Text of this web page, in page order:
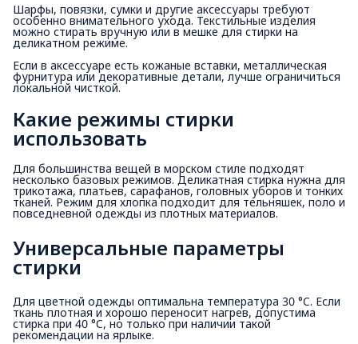
Шарфы, повязки, сумки и другие аксессуары требуют
особенно внимательного ухода. Текстильные изделия
можно стирать вручную или в мешке для стирки на
деликатном режиме.
Если в аксессуаре есть кожаные вставки, металлическая
фурнитура или декоративные детали, лучше ограничиться
локальной чисткой.
Какие режимы стирки
использовать
Для большинства вещей в морском стиле подходят
несколько базовых режимов. Деликатная стирка нужна для
трикотажа, платьев, сарафанов, головных уборов и тонких
тканей. Режим для хлопка подходит для тельняшек, поло и
повседневной одежды из плотных материалов.
Универсальные параметры
стирки
Для цветной одежды оптимальна температура 30 °C. Если
ткань плотная и хорошо переносит нагрев, допустима
стирка при 40 °C, но только при наличии такой
рекомендации на ярлыке.